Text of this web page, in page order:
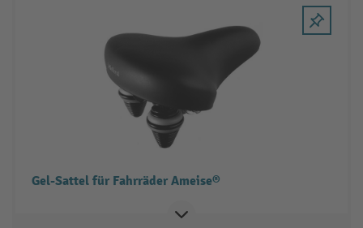
Gel-Sattel für Fahrräder Ameise®